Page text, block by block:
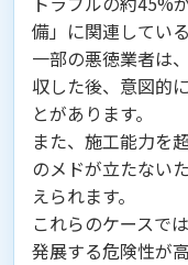
備」に関連してい
一部の悪徳業者は
収した後、意図的
とがあります。
また、施工能力を
のメドが立たない
えられます。
これらのケースで
発展する危険性が